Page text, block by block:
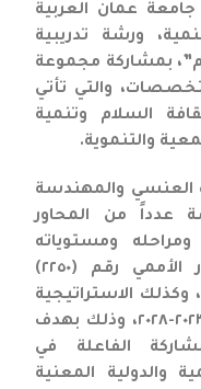
عمان العربية
ورشة تدريبية
بمشاركة مجموعة
والتي تأتي
السلام وتنمية
والتنموية.
العنسي والمهندسة
عدداً من المحاور
ومراحله ومستوياته
وأدوات تحليله، إلى جانب القرار الأممي رقم (٢٢٥٠)
وكذلك الاستراتيجية
العربية للشباب والسلام والأمن ٢٠٢٣-٢٠٢٨، وذلك بهدف
الفاعلة في
والدولية المعنية